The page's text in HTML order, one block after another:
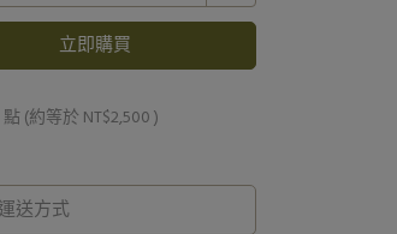
立即購買
點 (約等於 NT$2,500 )
運送方式